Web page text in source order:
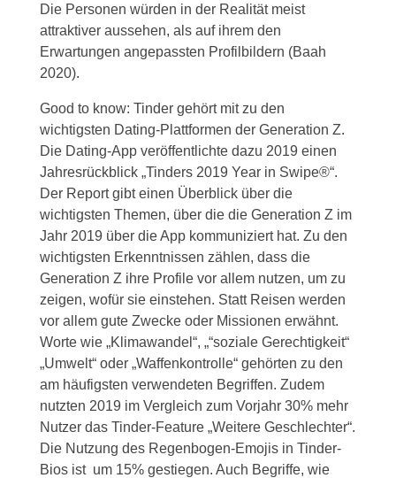
Die Personen würden in der Realität meist
attraktiver aussehen, als auf ihrem den
Erwartungen angepassten Profilbildern (Baah
2020).
Good to know: Tinder gehört mit zu den
wichtigsten Dating-Plattformen der Generation Z.
Die Dating-App veröffentlichte dazu 2019 einen
Jahresrückblick „Tinders 2019 Year in Swipe®“.
Der Report gibt einen Überblick über die
wichtigsten Themen, über die die Generation Z im
Jahr 2019 über die App kommuniziert hat. Zu den
wichtigsten Erkenntnissen zählen, dass die
Generation Z ihre Profile vor allem nutzen, um zu
zeigen, wofür sie einstehen. Statt Reisen werden
vor allem gute Zwecke oder Missionen erwähnt.
Worte wie „Klimawandel“, „“soziale Gerechtigkeit“
„Umwelt“ oder „Waffenkontrolle“ gehörten zu den
am häufigsten verwendeten Begriffen. Zudem
nutzten 2019 im Vergleich zum Vorjahr 30% mehr
Nutzer das Tinder-Feature „Weitere Geschlechter“.
Die Nutzung des Regenbogen-Emojis in Tinder-
Bios ist um 15% gestiegen. Auch Begriffe, wie